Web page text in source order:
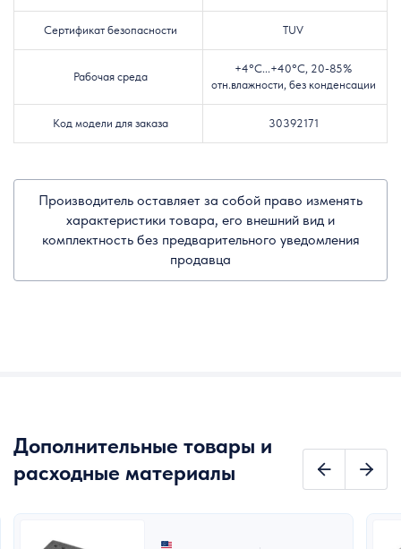
Сертификат безопасности TUV
Рабочая среда
+4°C...+40°C, 20-85%
отн.влажности, без конденсации
Код модели для заказа 30392171
Производитель оставляет за собой право изменять
характеристики товара, его внешний вид и
комплектность без предварительного уведомления
продавца
Дополнительные товары и
расходные материалы